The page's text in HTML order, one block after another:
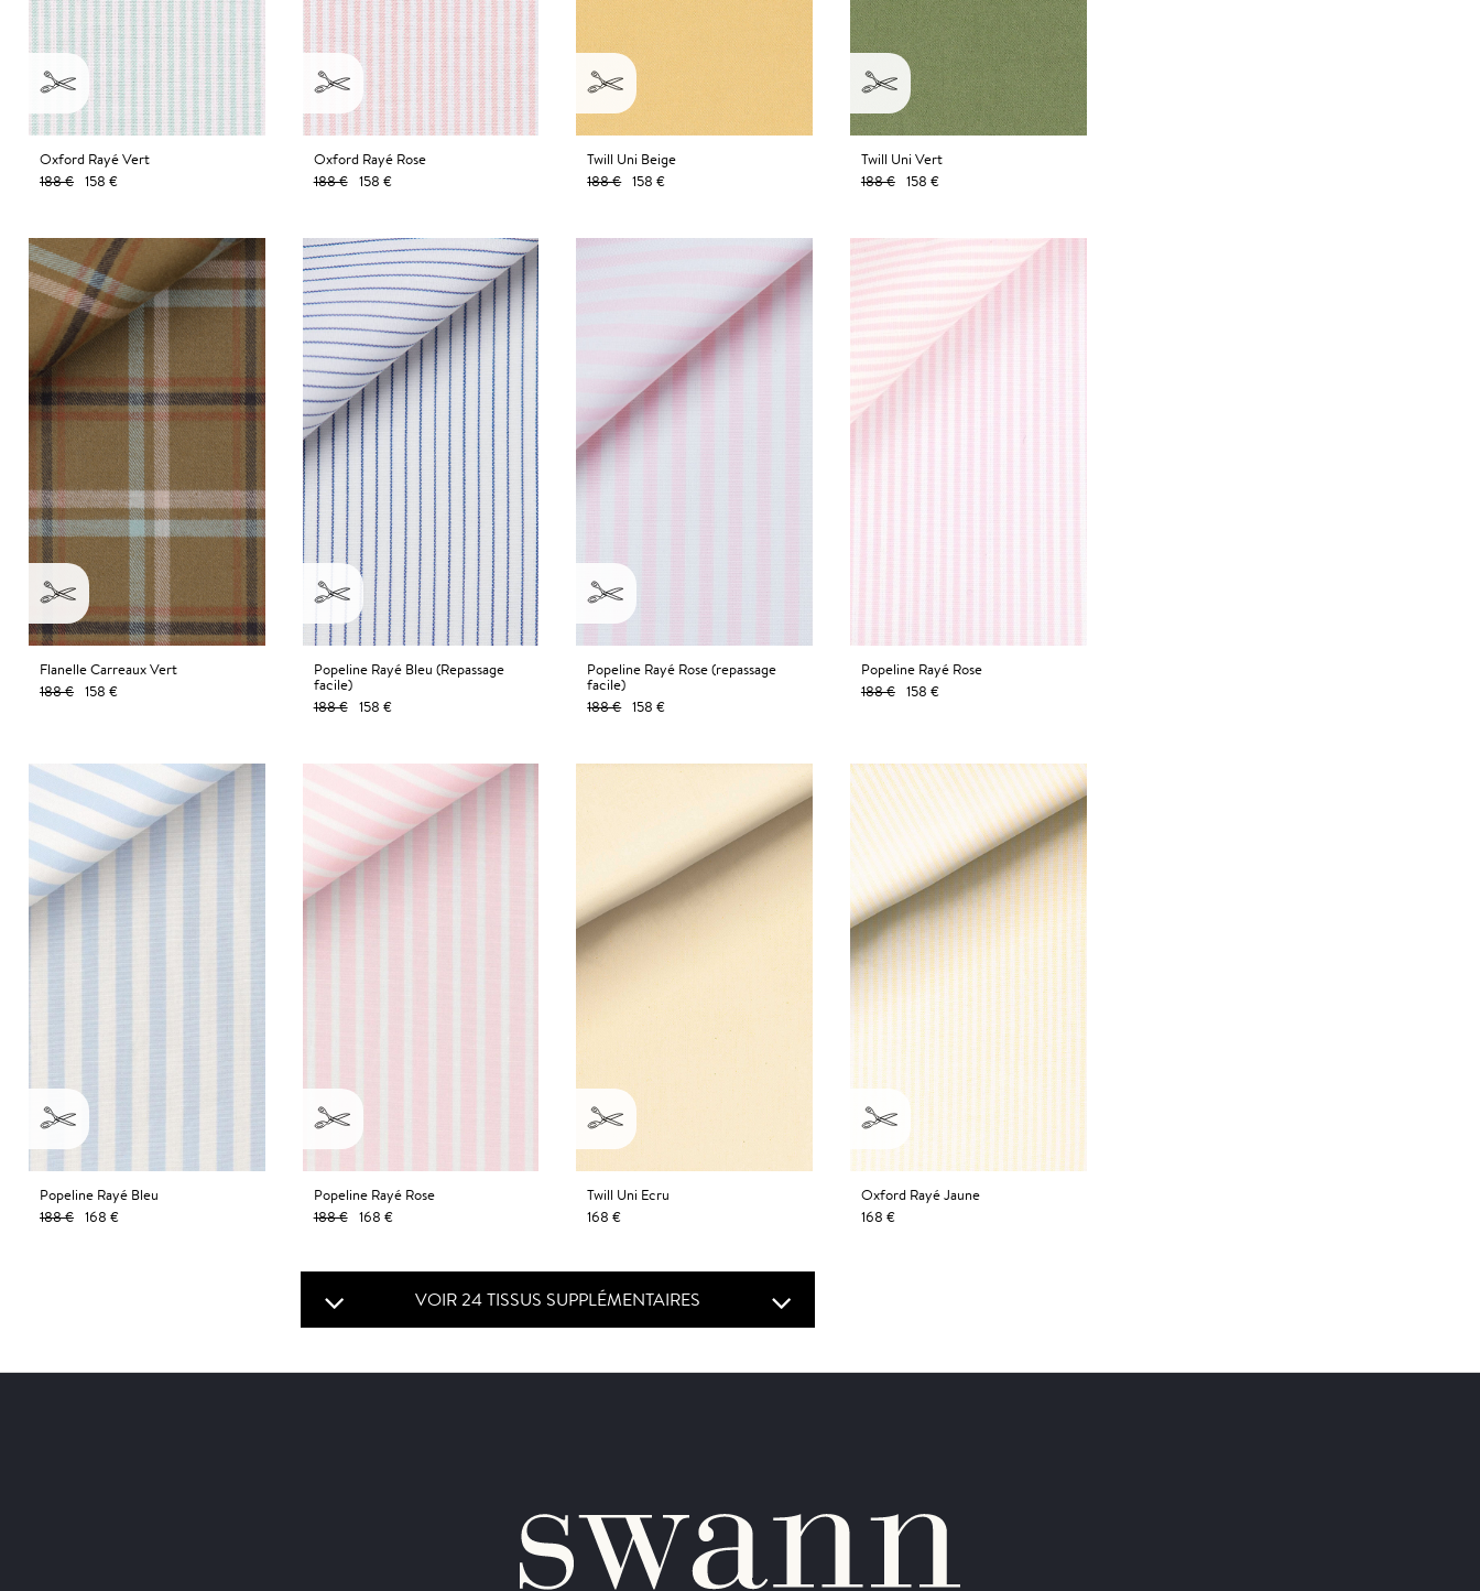
Oxford Rayé Vert
188 € 158 €
Oxford Rayé Rose
188 €
158 €
Twill Uni Beige
188 € 158 €
Twill Uni Vert
188 € 158 €
Flanelle Carreaux Vert
188 € 158 €
Popeline Rayé Bleu (Repassage
facile)
188 €
158 €
Popeline Rayé Rose (repassage
facile)
188 € 158 €
Popeline Rayé Rose
188 € 158 €
Popeline Rayé Bleu
188 € 168 €
Popeline Rayé Rose
188 €
168 €
Twill Uni Ecru
168 €
Oxford Rayé Jaune
168 €
VOIR 24 TISSUS SUPPLÉMENTAIRES